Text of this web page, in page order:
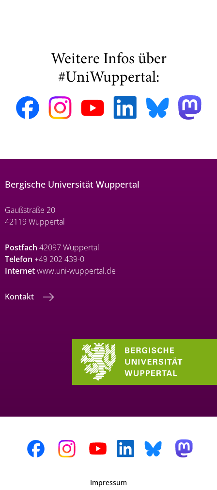
Weitere Infos über
#UniWuppertal:
Bergische Universität Wuppertal
Gaußstraße 20
42119 Wuppertal
Postfach 42097 Wuppertal
Telefon +49 202 439-0
Internetwww.uni-wuppertal.de
Kontakt
Impressum